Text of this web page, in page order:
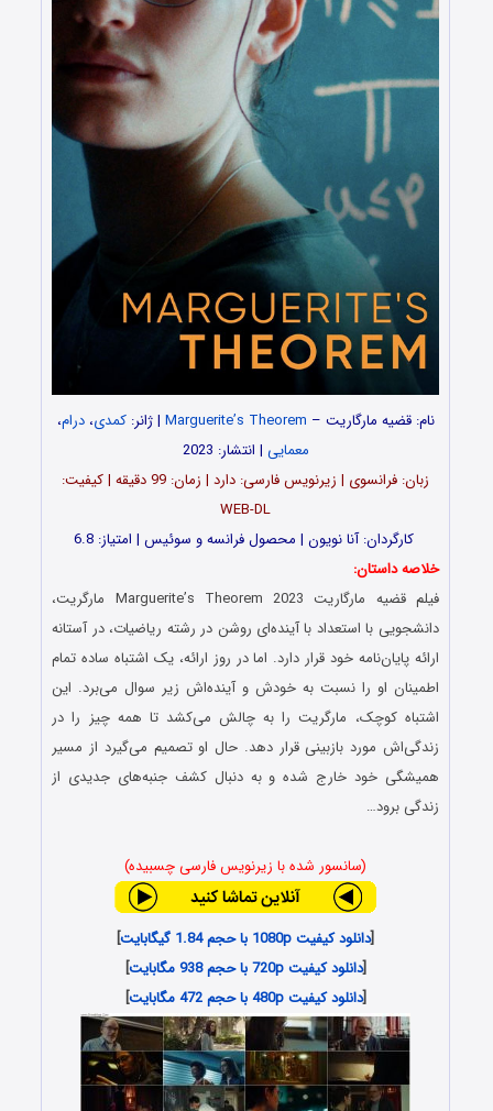
نام: قضیه مارگاریت – Marguerite’s Theorem | ژانر:کمدی،درام،
معمایی | انتشار: 2023
زبان: فرانسوی | زیرنویس فارسی: دارد | زمان: 99 دقیقه | کیفیت:
WEB-DL
کارگردان: آنا نویون | محصول فرانسه و سوئیس | امتیاز: 6.8
خلاصه داستان:
فیلم قضیه مارگاریت Marguerite’s Theorem 2023 مارگریت،
دانشجویی با استعداد با آینده‌ای روشن در رشته ریاضیات، در آستانه
ارائه پایان‌نامه خود قرار دارد. اما در روز ارائه، یک اشتباه ساده تمام
اطمینان او را نسبت به خودش و آینده‌اش زیر سوال می‌برد. این
اشتباه کوچک، مارگریت را به چالش می‌کشد تا همه چیز را در
زندگی‌اش مورد بازبینی قرار دهد. حال او تصمیم می‌گیرد از مسیر
همیشگی خود خارج شده و به دنبال کشف جنبه‌های جدیدی از
زندگی برود…
(سانسور شده با زیرنویس فارسی چسبیده)
[دانلود کیفیت 1080p با حجم 1.84 گیگابایت
]
[دانلود کیفیت 720p با حجم 938 مگابایت
]
[دانلود کیفیت 480p با حجم 472 مگابایت ]